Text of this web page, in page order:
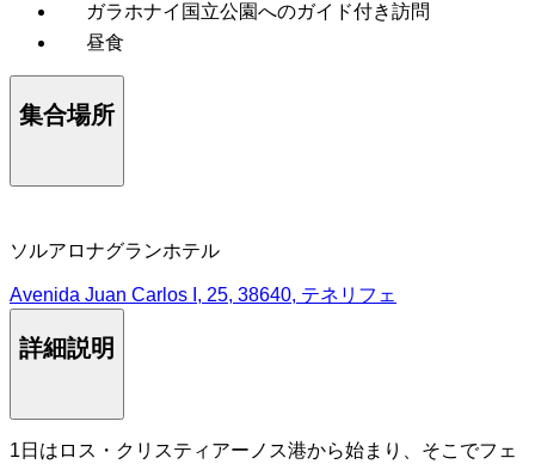
ガラホナイ国立公園へのガイド付き訪問
昼食
集合場所
ソルアロナグランホテル
Avenida Juan Carlos I, 25, 38640, テネリフェ
詳細説明
1日はロス・クリスティアーノス港から始まり、そこでフェ